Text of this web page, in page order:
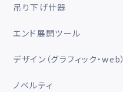
吊り下げ什器
エンド展開ツール
デザイン（グラフィック・web）
ノベルティ